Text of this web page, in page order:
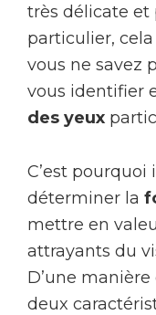
très délicate et
particulier,
vous ne savez
vous identifier
des yeux
C’est pourquoi
déterminer la
mettre en
attrayants du
D’une
deux